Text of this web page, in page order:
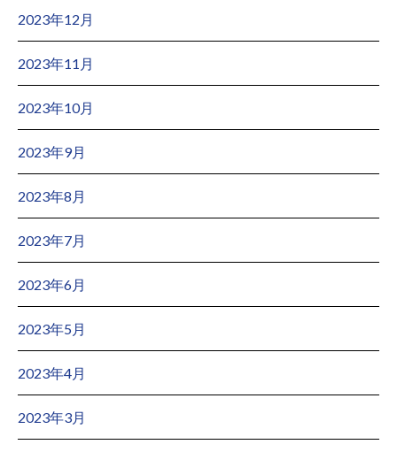
2023年12月
2023年11月
2023年10月
2023年9月
2023年8月
2023年7月
2023年6月
2023年5月
2023年4月
2023年3月